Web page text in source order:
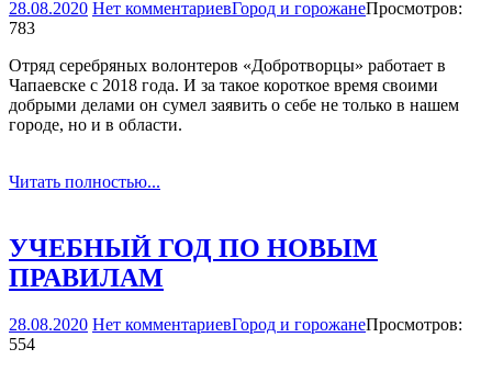
28.08.2020 Нет комментариевГород и горожанеПросмотров:
783
Отряд серебряных волонтеров «Добротворцы» работает в
Чапаевске с 2018 года. И за такое короткое время своими
добрыми делами он сумел заявить о себе не только в нашем
городе, но и в области.
Читать полностью...
УЧЕБНЫЙ ГОД ПО НОВЫМ
ПРАВИЛАМ
28.08.2020 Нет комментариевГород и горожанеПросмотров:
554